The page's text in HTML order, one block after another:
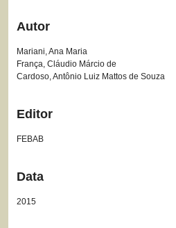
Autor
Mariani, Ana Maria
França, Cláudio Márcio de
Cardoso, Antônio Luiz Mattos de Souza
Editor
FEBAB
Data
2015